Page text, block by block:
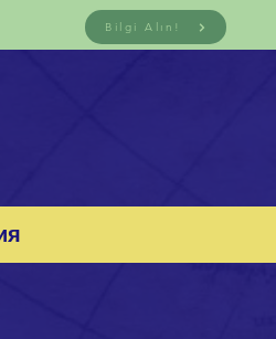
Bilgi Alın!